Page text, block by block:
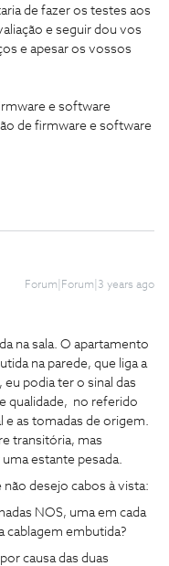
de fazer os testes aos
e seguir dou vos
e apesar os vossos
e software
de firmware e software
Forum|Forum|3 years ago
na sala. O apartamento
na parede, que liga a
podia ter o sinal das
qualidade, no referido
as tomadas de origem.
transitória, mas
estante pesada.
desejo cabos à vista:
NOS, uma em cada
cablagem embutida?
causa das duas